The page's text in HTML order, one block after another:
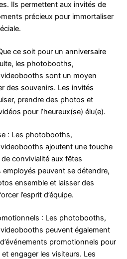
Ils permettent aux invités de
précieux pour immortaliser
ce soit pour un anniversaire
les photobooths,
sont un moyen
des souvenirs. Les invités
prendre des photos et
pour l’heureux(se) élu(e).
: Les photobooths,
ajoutent une touche
de convivialité aux fêtes
employés peuvent se détendre,
ensemble et laisser des
l’esprit d’équipe.
: Les photobooths,
peuvent également
promotionnels pour
et engager les visiteurs. Les